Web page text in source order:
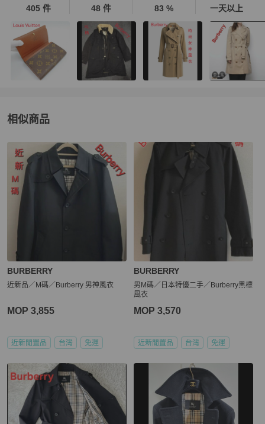
405 件 48 件 83 % 一天以上
相似商品
更多相似BURBERRY 男裝 推薦精品
BURBERRY
近新品／M碼／Burberry 男神風衣
MOP 3,855
近新閒置品 台灣 免運
BURBERRY
男M碼／日本特優二手／Burberry黑標
風衣
MOP 3,570
近新閒置品 台灣 免運